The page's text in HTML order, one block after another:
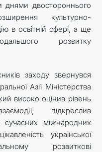
днями двостороннього
культурно-
в освітній сфері, а ще
розвитку
заходу звернувся
Азії Міністерства
високо оцінив рівень
підкреслив
міжнародних
української
розвиткові